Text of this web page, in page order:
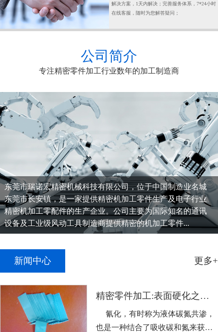
解决方案，1天内解决；完善服务体系，7*24小时
在线客服，随时为您解答疑问；
公司简介
专注精密零件加工行业数年的加工制造商
东莞市瑞诺宏精密机械科技有限公司，位于中国制造业名城
东莞市长安镇，是一家提供精密机加工零件生产及电子行业
精密机加工零配件的生产企业。公司主要为国际知名的通讯
设备及工业级风动工具制造商提供精密的机加工零件...
新闻中心 更多+
精密零件加工:表面硬化之氰化
氰化，有时称为液体碳氮共渗，
也是一种结合了吸收碳和氮来获得